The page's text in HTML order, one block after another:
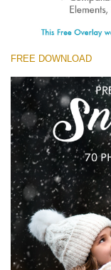
FREE DOWNLOAD